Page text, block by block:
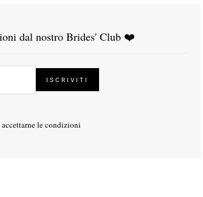
dal nostro Brides' Club ❤️
le condizioni